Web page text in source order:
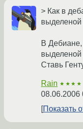
> Как в
выделеной
В Дебиане,
выделеной
Ставь
Rain ★★★★
08.06.2006
Показать